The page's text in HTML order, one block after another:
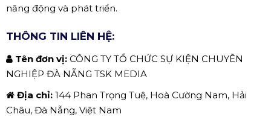
năng động và phát triển.
THÔNG TIN LIÊN HỆ:
Tên đơn vị: CÔNG TY TỔ CHỨC SỰ KIỆN CHUYÊN
NGHIỆP ĐÀ NẴNG TSK MEDIA
Địa chỉ: 144 Phan Trọng Tuệ, Hoà Cường Nam, Hải
Châu, Đà Nẵng, Việt Nam